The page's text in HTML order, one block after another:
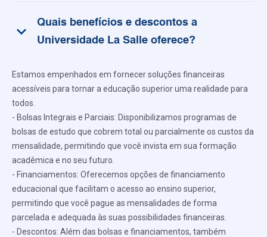
keyboard_arrow_down
Quais benefícios e descontos a
Universidade La Salle oferece?
Estamos empenhados em fornecer soluções financeiras
acessíveis para tornar a educação superior uma realidade para
todos.
- Bolsas Integrais e Parciais: Disponibilizamos programas de
bolsas de estudo que cobrem total ou parcialmente os custos da
mensalidade, permitindo que você invista em sua formação
acadêmica e no seu futuro.
- Financiamentos: Oferecemos opções de financiamento
educacional que facilitam o acesso ao ensino superior,
permitindo que você pague as mensalidades de forma
parcelada e adequada às suas possibilidades financeiras.
- Descontos: Além das bolsas e financiamentos, também